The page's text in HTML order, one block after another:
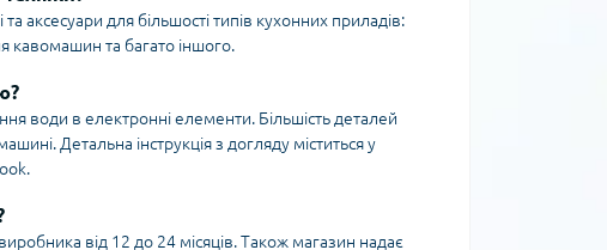
аксесуари для більшості типів кухонних приладів:
кавомашин та багато іншого.
води в електронні елементи. Більшість деталей
Детальна інструкція з догляду міститься у
від 12 до 24 місяців. Також магазин надає